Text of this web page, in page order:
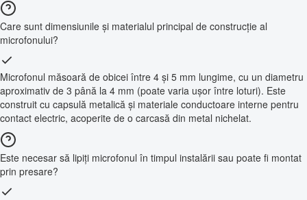
Care sunt dimensiunile și materialul principal de construcție al
microfonului?
Microfonul măsoară de obicei între 4 și 5 mm lungime, cu un diametru
aproximativ de 3 până la 4 mm (poate varia ușor între loturi). Este
construit cu capsulă metalică și materiale conductoare interne pentru
contact electric, acoperite de o carcasă din metal nichelat.
Este necesar să lipiți microfonul în timpul instalării sau poate fi montat
prin presare?